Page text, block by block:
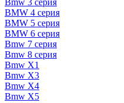
Bmw 3 серия
BMW 4 серия
BMW 5 серия
BMW 6 серия
Bmw 7 серия
Bmw 8 серия
Bmw X1
Bmw X3
Bmw X4
Bmw X5